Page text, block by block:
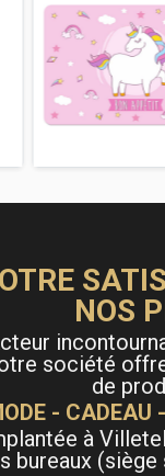
Next Previous
NOS
société
de
- CADEAU
à
bureaux